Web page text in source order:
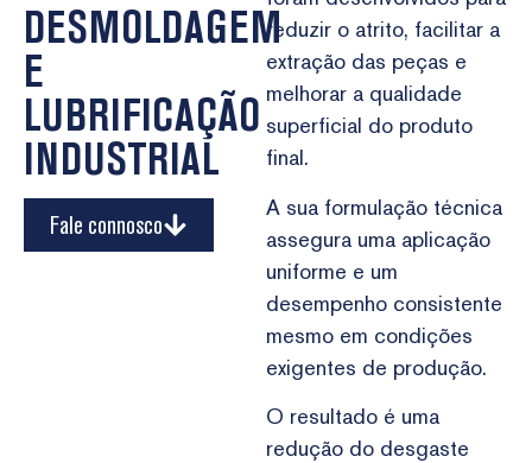
DESMOLDAGEM
E
LUBRIFICAÇÃO
INDUSTRIAL
Fale connosco
reduzir o atrito, facilitar a
extração das peças e
melhorar a qualidade
superficial do produto
final.
A sua formulação técnica
assegura uma aplicação
uniforme e um
desempenho consistente
mesmo em condições
exigentes de produção.
O resultado é uma
redução do desgaste